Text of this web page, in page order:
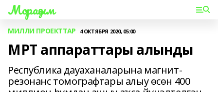
Мораҙым
МИЛЛИ ПРОЕКТТАР 4 ОКТЯБРЯ 2020, 05:00
МРТ аппараттары алынды
Республика дауаханаларына магнит-
резонанс томографтары алыу өсөн 400